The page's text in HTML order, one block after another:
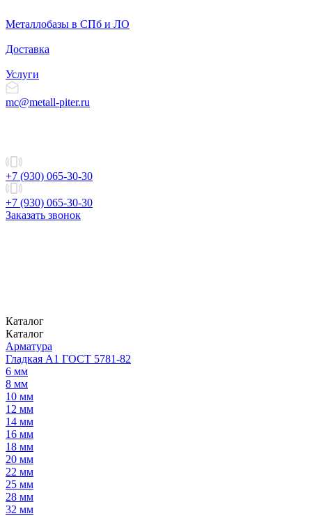
Металлобазы в СПб и ЛО
Доставка
Услуги
mc@metall-piter.ru
+7 (930) 065-30-30
+7 (930) 065-30-30
Заказать звонок
Каталог
Каталог
Арматура
Гладкая А1 ГОСТ 5781-82
6 мм
8 мм
10 мм
12 мм
14 мм
16 мм
18 мм
20 мм
22 мм
25 мм
28 мм
32 мм